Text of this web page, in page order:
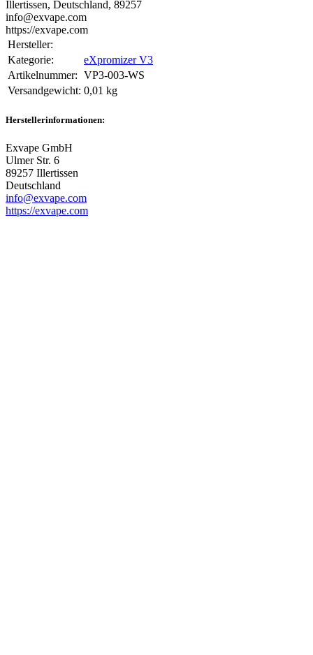
Illertissen, Deutschland, 89257
info@exvape.com
https://exvape.com
Hersteller:
Kategorie:
eXpromizer V3
Artikelnummer: VP3-003-WS
Versandgewicht‍: 0,01 kg
Herstellerinformationen:
Exvape GmbH
Ulmer Str. 6
89257 Illertissen
Deutschland
info@exvape.com
https://exvape.com